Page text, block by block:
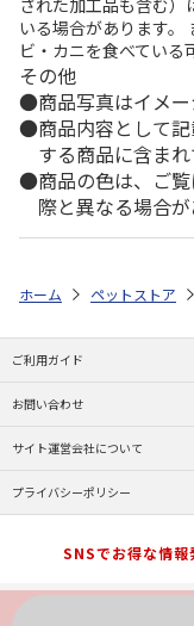
された加工品も含む）
いる場合があります。
ビ・カニを食べている
その他
商品写真はイメー
商品内容として
する商品に含まれ
商品の色は、ご
際と異なる場合が
ホーム ペットストア
ご利用ガイド
お問い合わせ
サイト運営会社について
プライバシーポリシー
SNSでお得な情報